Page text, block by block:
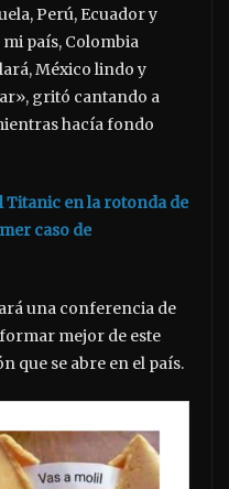
Perú, Ecuador y
país, Colombia
México lindo y
gritó cantando a
hacía fondo
Titanic en la rotonda de
caso de
una conferencia de
mejor de este
que se abre en el país.